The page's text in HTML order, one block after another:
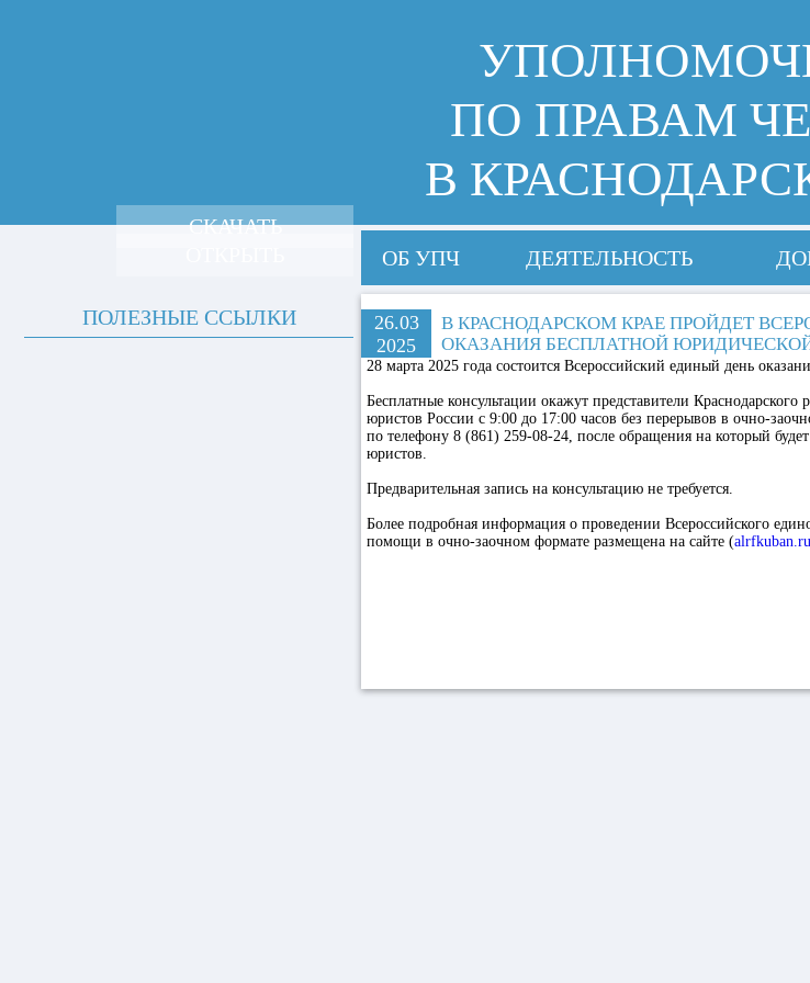
ПО ПРАВАМ
В
ОБ УПЧ ДЕЯТЕЛЬНОСТЬ
26.03
2025
В КРАСНОДАРСКОМ КРАЕ ПРОЙДЕТ
ОКАЗАНИЯ БЕСПЛАТНОЙ
28 марта 2025 года состоится Всероссийский единый день
Бесплатные консультации окажут представители Краснодарского
юристов России с 9:00 до 17:00 часов без перерывов в очно-
по телефону 8 (861) 259-08-24, после обращения на который будет
юристов.
Предварительная запись на консультацию не требуется.
Более подробная информация о проведении Всероссийского
помощи в очно-заочном формате размещена на сайте (alrfkuban.ru
СКАЧАТЬ
ПОЛЕЗНЫЕ ССЫЛКИ